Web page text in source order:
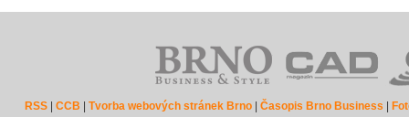
RSS |CCB |Tvorba webových stránek Brno |Časopis Brno Business